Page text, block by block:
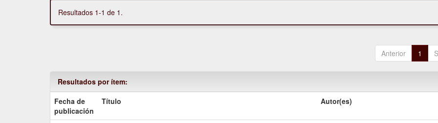
Resultados 1-1 de 1.
Anterior 1
Resultados por ítem:
Fecha de
publicación
Título Autor(es)